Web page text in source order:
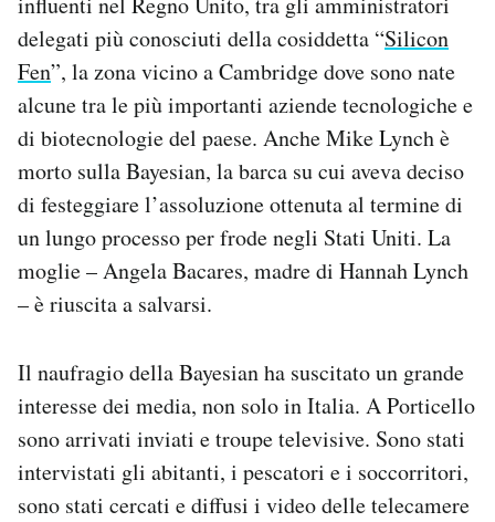
delegati più conosciuti della cosiddetta “Silicon
Fen”, la zona vicino a Cambridge dove sono nate
alcune tra le più importanti aziende tecnologiche e
di biotecnologie del paese. Anche Mike Lynch è
morto sulla Bayesian, la barca su cui aveva deciso
di festeggiare l’assoluzione ottenuta al termine di
un lungo processo per frode negli Stati Uniti. La
moglie – Angela Bacares, madre di Hannah Lynch
– è riuscita a salvarsi.
Il naufragio della Bayesian ha suscitato un grande
interesse dei media, non solo in Italia. A Porticello
sono arrivati inviati e troupe televisive. Sono stati
intervistati gli abitanti, i pescatori e i soccorritori,
sono stati cercati e diffusi i video delle telecamere